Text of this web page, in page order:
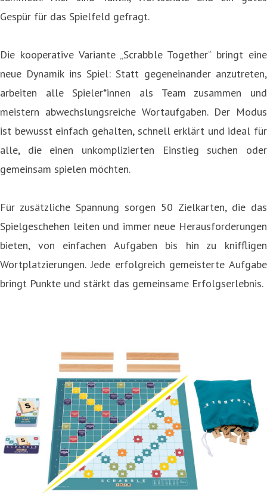
Gespür für das Spielfeld gefragt.
Die kooperative Variante „Scrabble Together“ bringt eine
neue Dynamik ins Spiel: Statt gegeneinander anzutreten,
arbeiten alle Spieler*innen als Team zusammen und
meistern abwechslungsreiche Wortaufgaben. Der Modus
ist bewusst einfach gehalten, schnell erklärt und ideal für
alle, die einen unkomplizierten Einstieg suchen oder
gemeinsam spielen möchten.
Für zusätzliche Spannung sorgen 50 Zielkarten, die das
Spielgeschehen leiten und immer neue Herausforderungen
bieten, von einfachen Aufgaben bis hin zu kniffligen
Wortplatzierungen. Jede erfolgreich gemeisterte Aufgabe
bringt Punkte und stärkt das gemeinsame Erfolgserlebnis.